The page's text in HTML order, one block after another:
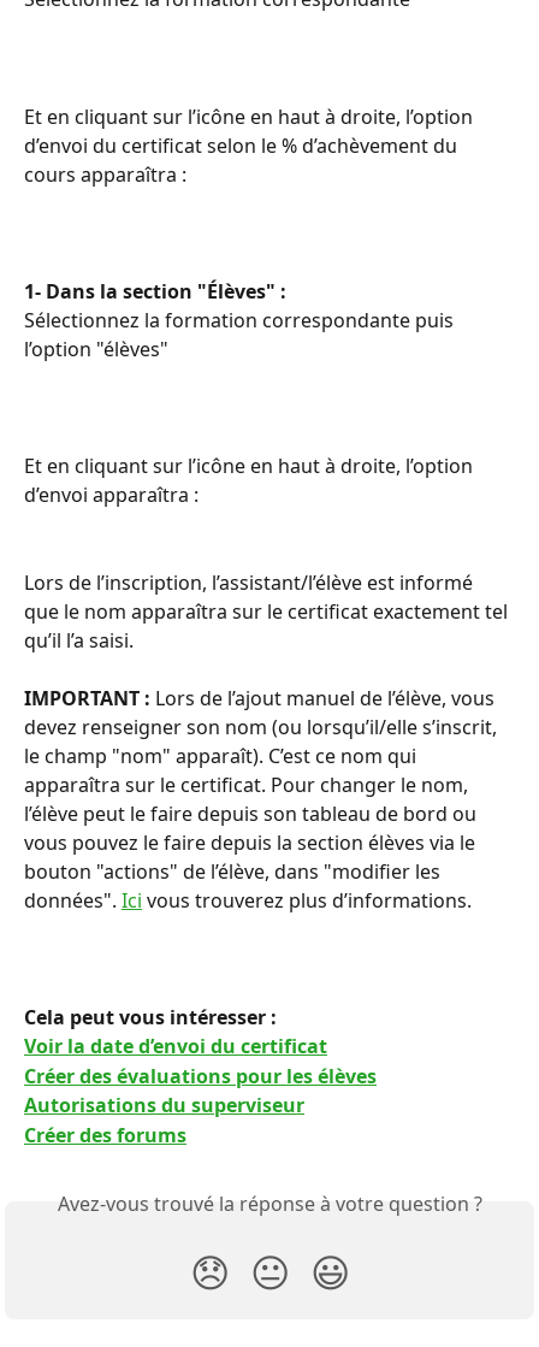
Et en cliquant sur l’icône en haut à droite, l’option
d’envoi du certificat selon le % d’achèvement du
cours apparaîtra :
1- Dans la section "Élèves" :
Sélectionnez la formation correspondante puis
l’option "élèves"
Et en cliquant sur l’icône en haut à droite, l’option
d’envoi apparaîtra :
Lors de l’inscription, l’assistant/l’élève est informé
que le nom apparaîtra sur le certificat exactement tel
qu’il l’a saisi.
IMPORTANT : Lors de l’ajout manuel de l’élève, vous
devez renseigner son nom (ou lorsqu’il/elle s’inscrit,
le champ "nom" apparaît). C’est ce nom qui
apparaîtra sur le certificat. Pour changer le nom,
l’élève peut le faire depuis son tableau de bord ou
vous pouvez le faire depuis la section élèves via le
bouton "actions" de l’élève, dans "modifier les
données". Ici vous trouverez plus d’informations.
Cela peut vous intéresser :
Voir la date d’envoi du certificat
Créer des évaluations pour les élèves
Autorisations du superviseur
Créer des forums
Avez-vous trouvé la réponse à votre question ?
😞 😐 😃